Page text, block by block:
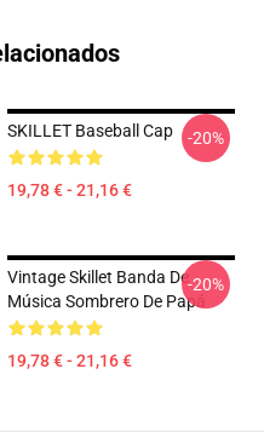
SKILLET Baseball Cap
19,78 € - 21,16 €
-20%
Vintage Skillet Banda De
Música Sombrero De Papá
19,78 € - 21,16 €
-20%